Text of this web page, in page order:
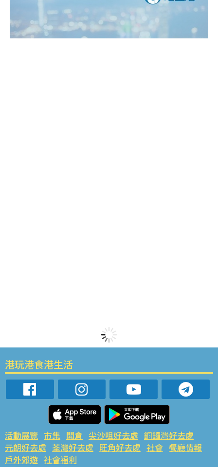
港玩港食港生活
活動展覽 市集 開倉 尖沙咀好去處 銅鑼灣好去處
元朗好去處 荃灣好去處 旺角好去處 社會 餐廳情報
戶外郊遊 社會福利